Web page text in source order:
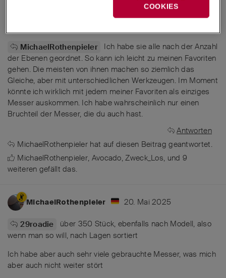
nachDeutsch
MichaelRothenpieler
Ich habe sie alle nach der Anzahl
der Ebenen geordnet. So kann ich leicht zu meinen Favoriten
gehen. Die meisten von ihnen machen so ziemlich das
Gleiche, aber mit unterschiedlichen Werkzeugen. Im Moment
könnte ich wirklich mit jedem meiner Favoriten als einziges
Messer auskommen. Ich habe wahrscheinlich nur einen
Bruchteil der Messer, die du auch hast.
Antworten
MichaelRothenpieler hat auf diesen Beitrag geantwortet.
MichaelRothenpieler, Avocado,Zweck_Los, und 9
weiteren gefällt das.
MichaelRothenpieler 20. Mai 2025
29roadie
über 350 Stück, ebenfalls nach Modell, also
wenn man so will, nach Lagen sortiert
Ich habe aber auch sehr viele gebrauchte Messer, was mich
aber auch nicht weiter stört
COOKIES